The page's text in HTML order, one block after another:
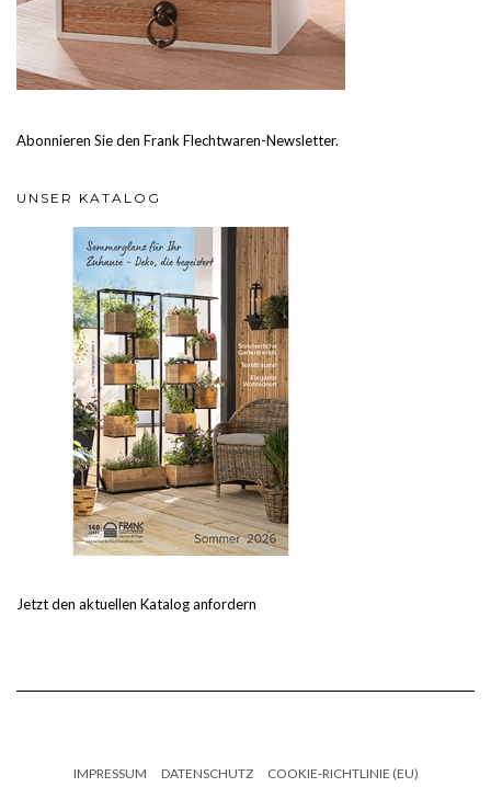
Abonnieren Sie den Frank Flechtwaren-Newsletter.
UNSER KATALOG
Jetzt den aktuellen Katalog anfordern
IMPRESSUM DATENSCHUTZ COOKIE-RICHTLINIE (EU)